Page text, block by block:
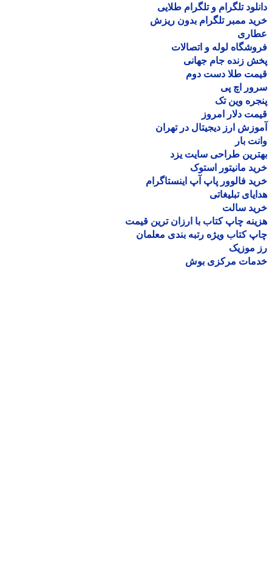
تلگرام و تلگرام طلایی
ممبر تلگرام بدون ریزش
لوله و اتصالات
زنده جام جهانی
طلا دست دوم
اچ پی
وین تک
دلار امروز
ارز دیجیتال در تهران
بار
طراحی سایت یزد
مانیتور استوک
فالوور پاپ آپ اینستاگرام
تبلیغاتی
سالت
چاپ کتاب با ارزان ترین قیمت
کتاب ویژه رتبه بندی معلمان
موزیک
مرکزی بوش